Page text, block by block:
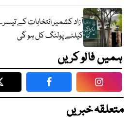
کیلئے پولنگ کل ہو گی
ہمیں فالو کریں
Twitter Facebook
متعلقہ خبریں